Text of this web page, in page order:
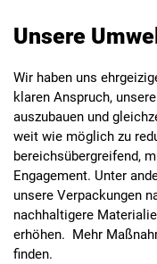
Unsere
Wir haben uns
klaren Anspruch,
auszubauen und
weit wie möglich zu
bereichsübergreifend,
Engagement. Unter
unsere Verpackungen
nachhaltigere
erhöhen. Mehr
finden.